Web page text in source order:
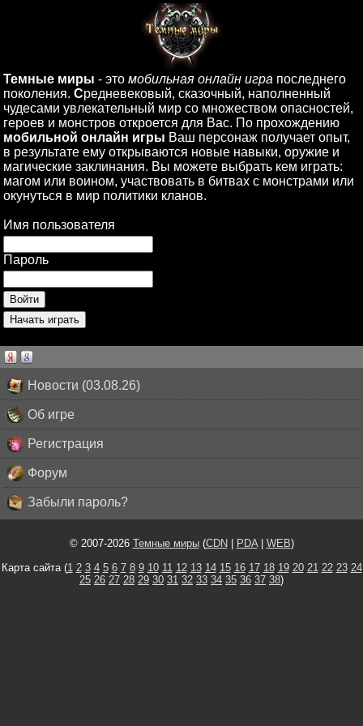
Темные миры - это мобильная онлайн игра последнего
поколения. Средневековый, сказочный, наполненный
чудесами увлекательный мир со множеством опасностей,
героев и монстров откроется для Вас. По прохождению
мобильной онлайн игры Ваш персонаж получает опыт,
в результате ему открываются новые навыки, оружие и
магические заклинания. Вы можете выбрать кем играть:
магом или воином, участвовать в битвах с монстрами или
окунуться в мир политики кланов.
Имя пользователя
Пароль
Новости (03.08.26)
Об игре
Регистрация
Форум
Забыли пароль?
© 2007-2026 Темные миры(CDN| PDA| WEB)
Карта сайта (1 2 3 4 5 6 7 8 9 10 11 12 13 14 15 16 17 18 19 20 21 22 23 24
25 26 27 28 29 30 31 32 33 34 35 36 37 38)